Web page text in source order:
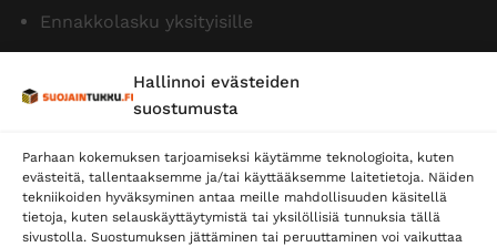
Hallinnoi evästeiden
suostumusta
Parhaan kokemuksen tarjoamiseksi käytämme teknologioita, kuten
evästeitä, tallentaaksemme ja/tai käyttääksemme laitetietoja. Näiden
tekniikoiden hyväksyminen antaa meille mahdollisuuden käsitellä
tietoja, kuten selauskäyttäytymistä tai yksilöllisiä tunnuksia tällä
sivustolla. Suostumuksen jättäminen tai peruuttaminen voi vaikuttaa
Ennakkolasku yksityisille
Toimitustavat